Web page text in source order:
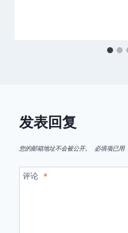
发表回复
您的邮箱地址不会被公开。 必填项已用
评论 *